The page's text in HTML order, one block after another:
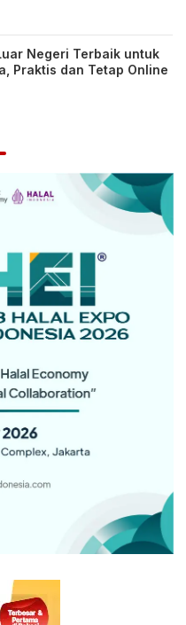
Negeri Terbaik untuk
Praktis dan Tetap Online